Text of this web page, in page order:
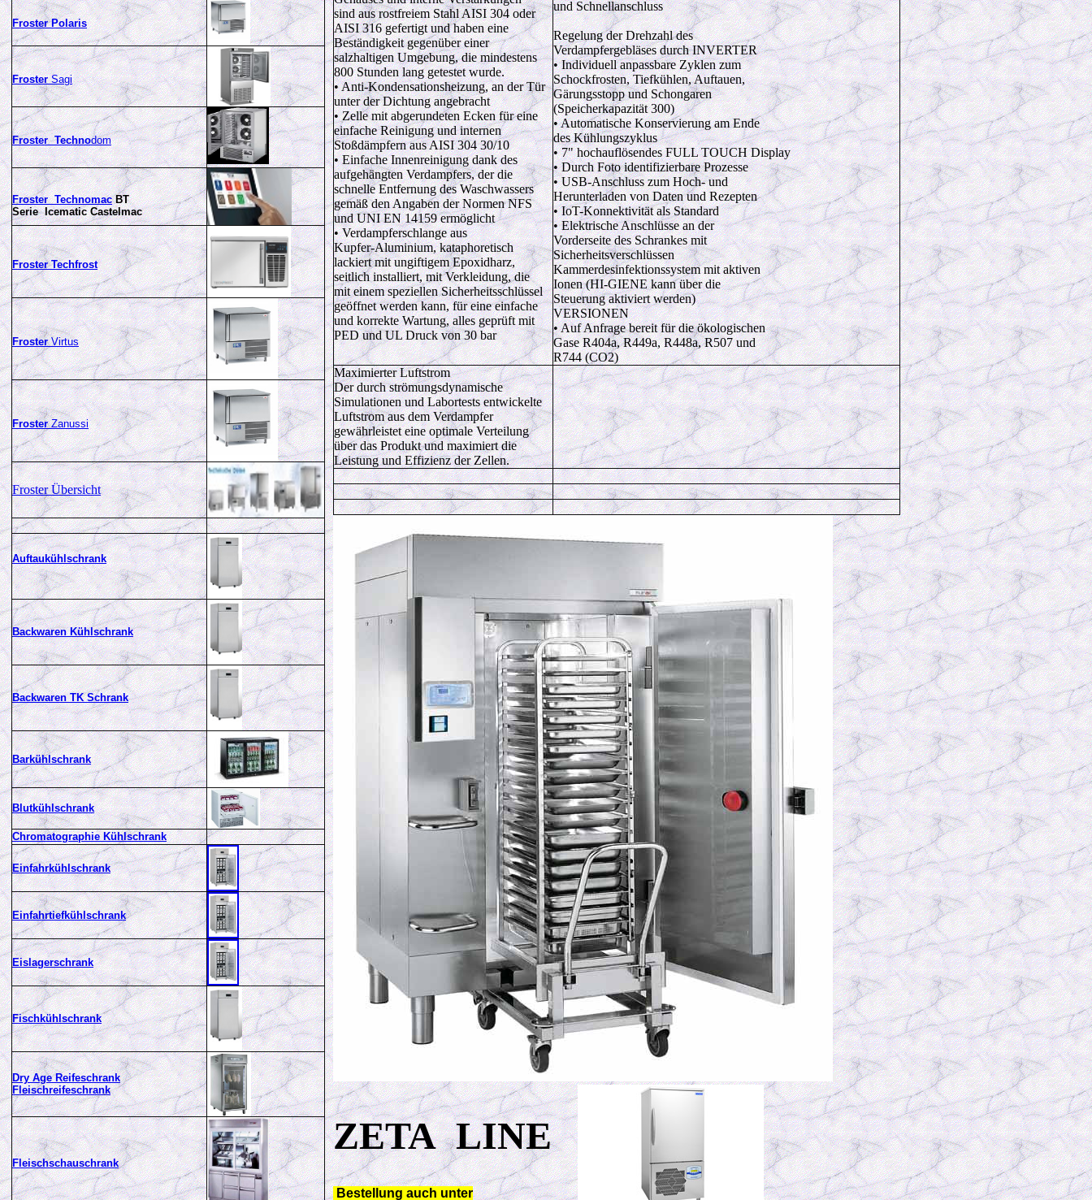
Froster Polaris
FrosterSagi
Froster Technodom
Froster TechnomacBT
Serie Icematic Castelmac
Froster Techfrost
FrosterVirtus
FrosterZanussi
Froster Übersicht
Auftaukühlschrank
Backwaren Kühlschrank
Backwaren TK Schrank
Barkühlschrank
Blutkühlschrank
Chromatographie Kühlschrank
Einfahrkühlschrank
Einfahrtiefkühlschrank
Eislagerschrank
Fischkühlschrank
Dry Age Reifeschrank
Fleischreifeschrank
Fleischschauschrank
sind aus rostfreiem Stahl AISI 304 oder
AISI 316 gefertigt und haben eine
Beständigkeit gegenüber einer
salzhaltigen Umgebung, die mindestens
800 Stunden lang getestet wurde.
• Anti-Kondensationsheizung, an der Tür
unter der Dichtung angebracht
• Zelle mit abgerundeten Ecken für eine
einfache Reinigung und internen
Stoßdämpfern aus AISI 304 30/10
• Einfache Innenreinigung dank des
aufgehängten Verdampfers, der die
schnelle Entfernung des Waschwassers
gemäß den Angaben der Normen NFS
und UNI EN 14159 ermöglicht
• Verdampferschlange aus
Kupfer-Aluminium, kataphoretisch
lackiert mit ungiftigem Epoxidharz,
seitlich installiert, mit Verkleidung, die
mit einem speziellen Sicherheitsschlüssel
geöffnet werden kann, für eine einfache
und korrekte Wartung, alles geprüft mit
PED und UL Druck von 30 bar
und Schnellanschluss
Regelung der Drehzahl des
Verdampfergebläses durch INVERTER
• Individuell anpassbare Zyklen zum
Schockfrosten, Tiefkühlen, Auftauen,
Gärungsstopp und Schongaren
(Speicherkapazität 300)
• Automatische Konservierung am Ende
des Kühlungszyklus
• 7" hochauflösendes FULL TOUCH Display
• Durch Foto identifizierbare Prozesse
• USB-Anschluss zum Hoch- und
Herunterladen von Daten und Rezepten
• IoT-Konnektivität als Standard
• Elektrische Anschlüsse an der
Vorderseite des Schrankes mit
Sicherheitsverschlüssen
Kammerdesinfektionssystem mit aktiven
Ionen (HI-GIENE kann über die
Steuerung aktiviert werden)
VERSIONEN
• Auf Anfrage bereit für die ökologischen
Gase R404a, R449a, R448a, R507 und
R744 (CO2)
Maximierter Luftstrom
Der durch strömungsdynamische
Simulationen und Labortests entwickelte
Luftstrom aus dem Verdampfer
gewährleistet eine optimale Verteilung
über das Produkt und maximiert die
Leistung und Effizienz der Zellen.
ZETA LINE
Bestellung auch unter